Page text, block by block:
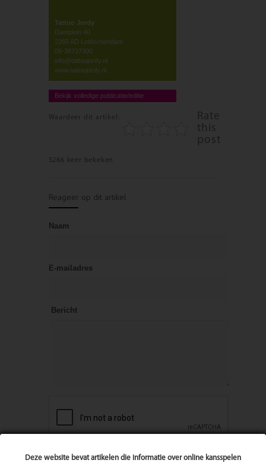
Deze website bevat artikelen die informatie over online kansspelen
Tattoo Jordy
Damplein 40
2265 AD Leidschendam
06-38737300
info@tattoojordy.nl
www.tattoojordy.nl
Bekijk volledige publicatie/editie
Waardeer dit artikel:
Rate
this
post
5266 keer bekeken
Reageer op dit artikel
Naam
E-mailadres
Bericht